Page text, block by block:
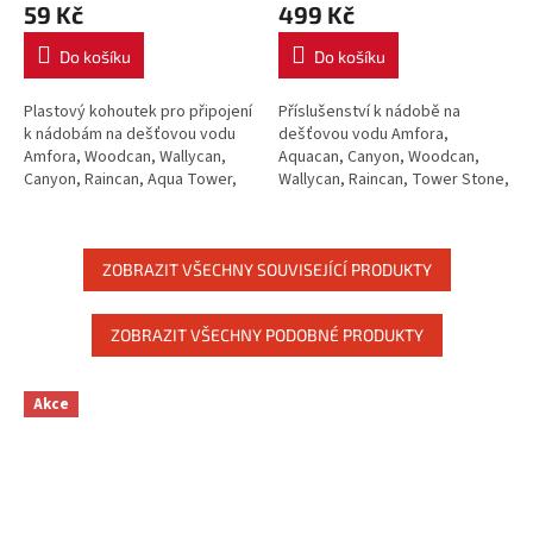
59 Kč
Do košíku
Plastový kohoutek pro připojení
k nádobám na dešťovou vodu
Amfora, Woodcan, Wallycan,
Canyon, Raincan, Aqua Tower,
499 Kč
Do košíku
Příslušenství k nádobě na
dešťovou vodu Amfora,
Aquacan, Canyon, Woodcan,
Wallycan, Raincan, Tower Stone,
ZOBRAZIT VŠECHNY SOUVISEJÍCÍ PRODUKTY
ZOBRAZIT VŠECHNY PODOBNÉ PRODUKTY
Akce